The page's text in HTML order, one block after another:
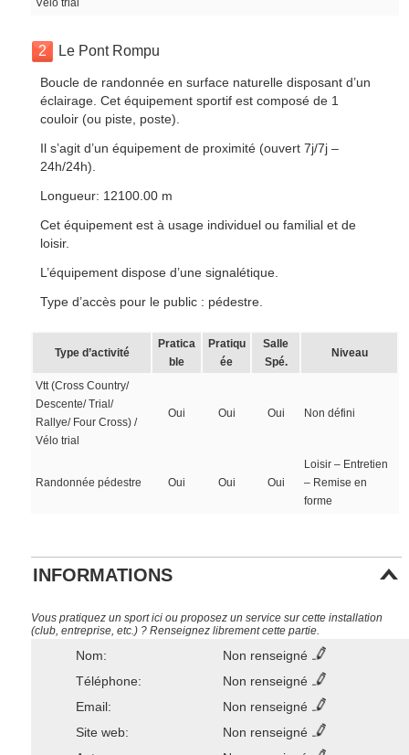
Vélo trial
2 Le Pont Rompu
Boucle de randonnée en surface naturelle disposant d’un
éclairage. Cet équipement sportif est composé de 1
couloir (ou piste, poste).
Il s’agit d’un équipement de proximité (ouvert 7j/7j –
24h/24h).
Longueur: 12100.00 m
Cet équipement est à usage individuel ou familial et de
loisir.
L’équipement dispose d’une signalétique.
Type d’accès pour le public : pédestre.
Type d’activité
Pratica
ble
Pratiqu
ée
Salle
Spé.
Niveau
Vtt (Cross Country/
Descente/ Trial/
Rallye/ Four Cross) /
Vélo trial
Oui Oui Oui Non défini
Randonnée pédestre Oui Oui Oui
Loisir – Entretien
– Remise en
forme
INFORMATIONS
Vous pratiquez un sport ici ou proposez un service sur cette installation
(club, entreprise, etc.) ? Renseignez librement cette partie.
Nom:
Non renseigné
Téléphone:
Non renseigné
Email:
Non renseigné
Site web:
Non renseigné